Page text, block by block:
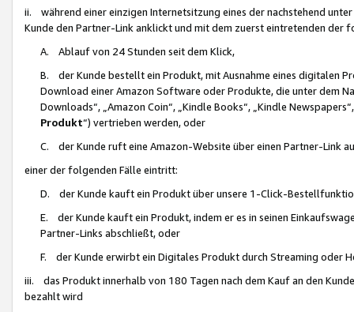
ii. während einer einzigen Internetsitzung eines der nachstehend
Kunde den Partner-Link anklickt und mit dem zuerst eintretenden der
A. Ablauf von 24 Stunden seit dem Klick,
B. der Kunde bestellt ein Produkt, mit Ausnahme eines digitalen
Download einer Amazon Software oder Produkte, die unter dem
Downloads“, „Amazon Coin“, „Kindle Books“, „Kindle
Produkt“) vertrieben werden, oder
C. der Kunde ruft eine Amazon-Website über einen Partner-Link
einer der folgenden Fälle eintritt:
D. der Kunde kauft ein Produkt über unsere 1-Click-
E. der Kunde kauft ein Produkt, indem er es in seinen
Partner-Links abschließt, oder
F. der Kunde erwirbt ein Digitales Produkt durch Streaming oder
iii. das Produkt innerhalb von 180 Tagen nach dem Kauf an den
bezahlt wird